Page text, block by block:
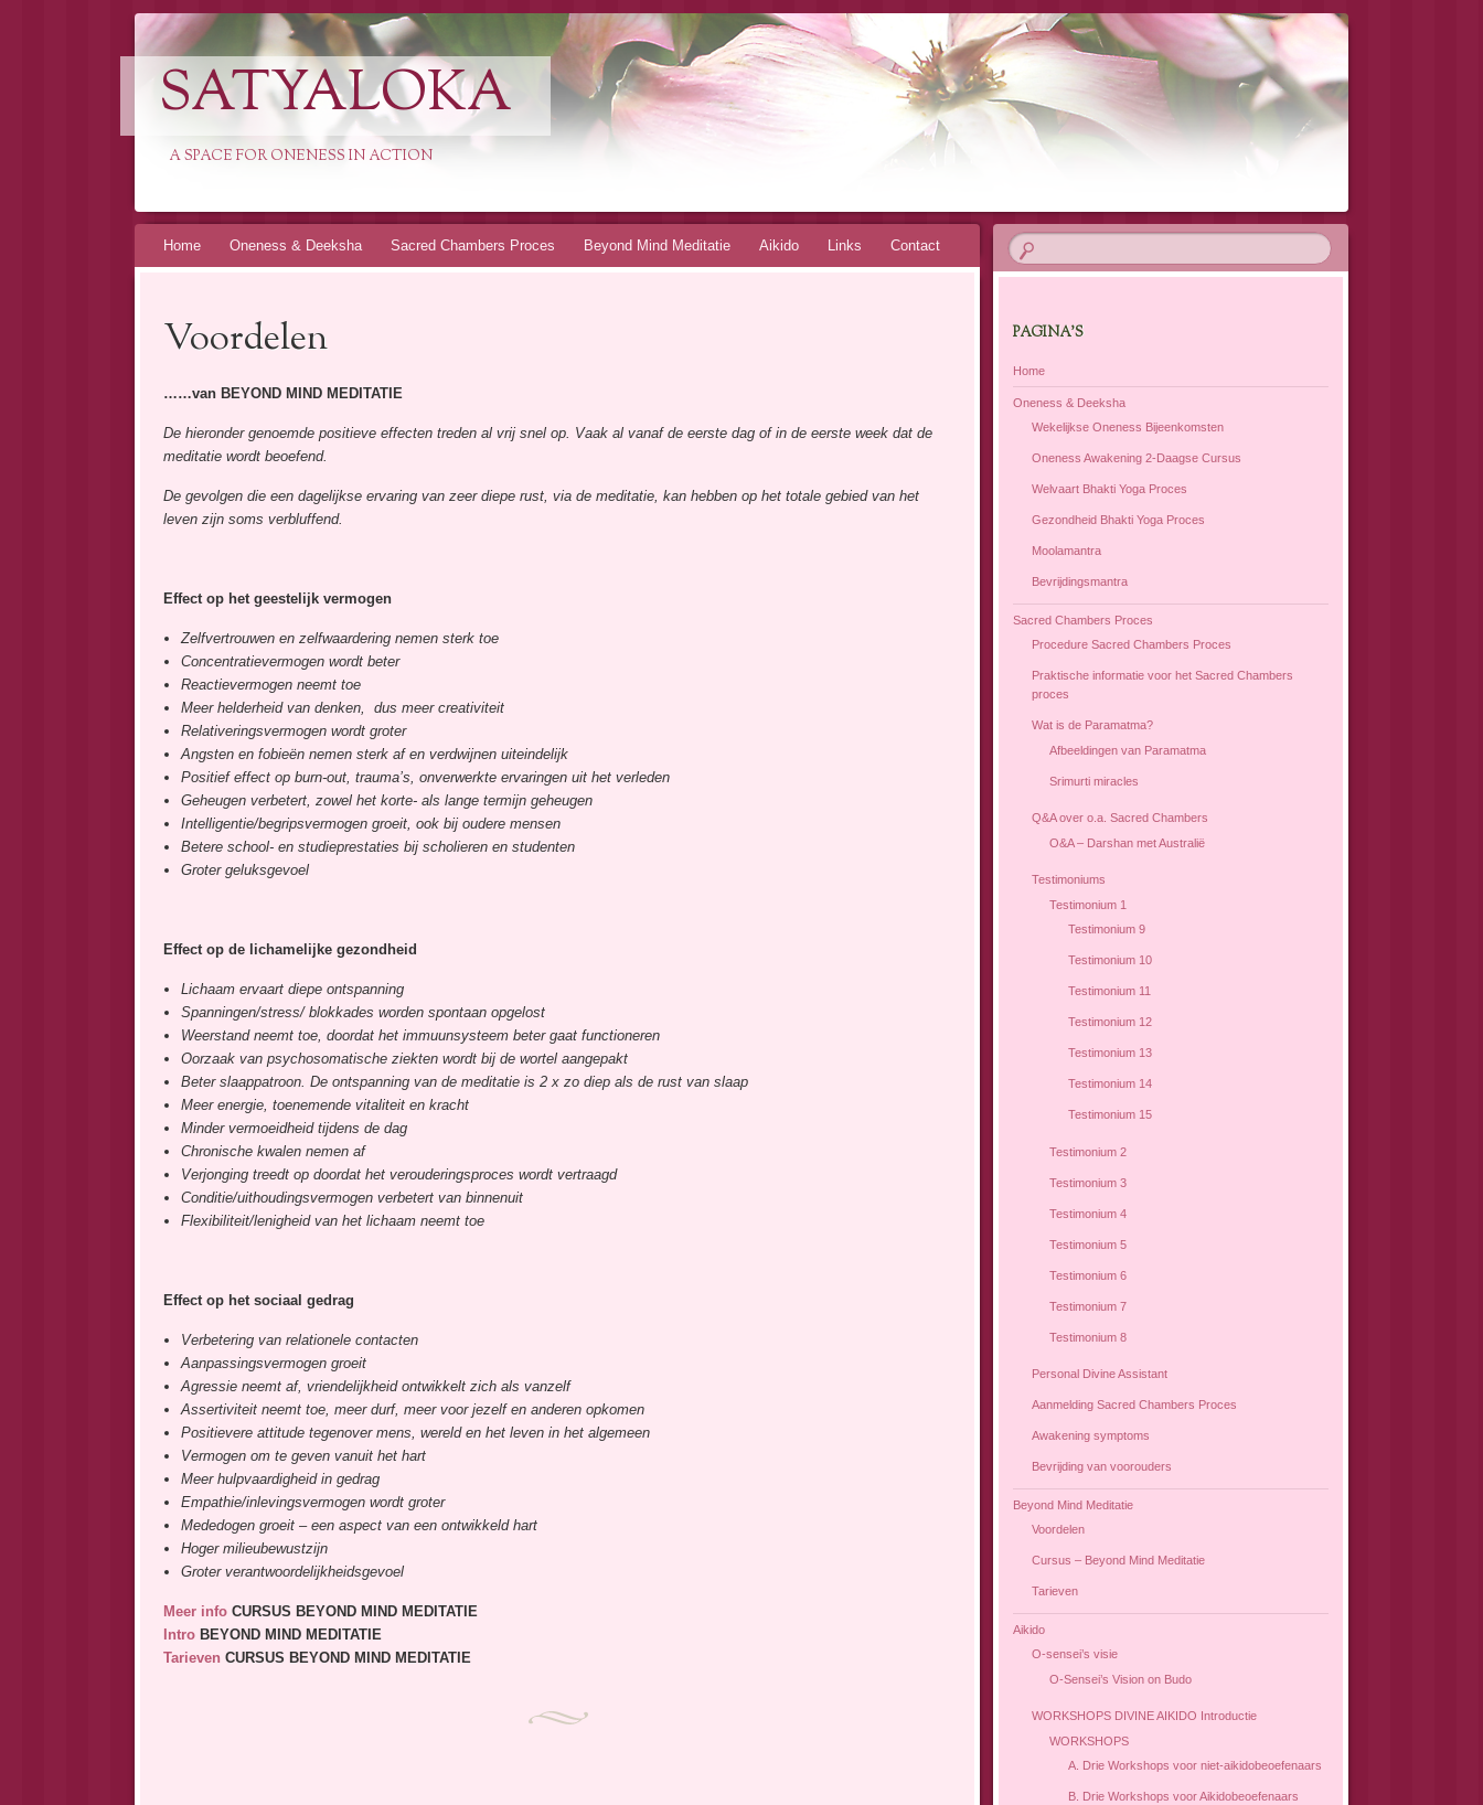
SATYALOKA
A SPACE FOR ONENESS IN ACTION
Spring
Home Oneness & Deeksha Sacred Chambers Proces Beyond Mind Meditatie Aikido Links Contact
Voordelen
……van BEYOND MIND MEDITATIE
De hieronder genoemde positieve effecten treden al vrij snel op. Vaak al vanaf de eerste dag of in de eerste week dat de
meditatie wordt beoefend.
De gevolgen die een dagelijkse ervaring van zeer diepe rust, via de meditatie, kan hebben op het totale gebied van het
leven zijn soms verbluffend.
Effect op het geestelijk vermogen
Zelfvertrouwen en zelfwaardering nemen sterk toe
Concentratievermogen wordt beter
Reactievermogen neemt toe
Meer helderheid van denken, dus meer creativiteit
Relativeringsvermogen wordt groter
Angsten en fobieën nemen sterk af en verdwijnen uiteindelijk
Positief effect op burn-out, trauma’s, onverwerkte ervaringen uit het verleden
Geheugen verbetert, zowel het korte- als lange termijn geheugen
Intelligentie/begripsvermogen groeit, ook bij oudere mensen
Betere school- en studieprestaties bij scholieren en studenten
Groter geluksgevoel
Effect op de lichamelijke gezondheid
Lichaam ervaart diepe ontspanning
Spanningen/stress/ blokkades worden spontaan opgelost
Weerstand neemt toe, doordat het immuunsysteem beter gaat functioneren
Oorzaak van psychosomatische ziekten wordt bij de wortel aangepakt
Beter slaappatroon. De ontspanning van de meditatie is 2 x zo diep als de rust van slaap
Meer energie, toenemende vitaliteit en kracht
Minder vermoeidheid tijdens de dag
Chronische kwalen nemen af
Verjonging treedt op doordat het verouderingsproces wordt vertraagd
Conditie/uithoudingsvermogen verbetert van binnenuit
Flexibiliteit/lenigheid van het lichaam neemt toe
Effect op het sociaal gedrag
Verbetering van relationele contacten
Aanpassingsvermogen groeit
Agressie neemt af, vriendelijkheid ontwikkelt zich als vanzelf
Assertiviteit neemt toe, meer durf, meer voor jezelf en anderen opkomen
Positievere attitude tegenover mens, wereld en het leven in het algemeen
Vermogen om te geven vanuit het hart
Meer hulpvaardigheid in gedrag
Empathie/inlevingsvermogen wordt groter
Mededogen groeit – een aspect van een ontwikkeld hart
Hoger milieubewustzijn
Groter verantwoordelijkheidsgevoel
Meer infoCURSUS BEYOND MIND MEDITATIE
IntroBEYOND MIND MEDITATIE
Tarieven CURSUS BEYOND MIND MEDITATIE
PAGINA’S
Home
Oneness & Deeksha
Wekelijkse Oneness Bijeenkomsten
Oneness Awakening 2-Daagse Cursus
Welvaart Bhakti Yoga Proces
Gezondheid Bhakti Yoga Proces
Moolamantra
Bevrijdingsmantra
Sacred Chambers Proces
Procedure Sacred Chambers Proces
Praktische informatie voor het Sacred Chambers
proces
Wat is de Paramatma?
Afbeeldingen van Paramatma
Srimurti miracles
Q&A over o.a. Sacred Chambers
O&A – Darshan met Australië
Testimoniums
Testimonium 1
Testimonium 9
Testimonium 10
Testimonium 11
Testimonium 12
Testimonium 13
Testimonium 14
Testimonium 15
Testimonium 2
Testimonium 3
Testimonium 4
Testimonium 5
Testimonium 6
Testimonium 7
Testimonium 8
Personal Divine Assistant
Aanmelding Sacred Chambers Proces
Awakening symptoms
Bevrijding van voorouders
Beyond Mind Meditatie
Voordelen
Cursus – Beyond Mind Meditatie
Tarieven
Aikido
O-sensei’s visie
O-Sensei’s Vision on Budo
WORKSHOPS DIVINE AIKIDO Introductie
WORKSHOPS
A. Drie Workshops voor niet-aikidobeoefenaars
B. Drie Workshops voor Aikidobeoefenaars